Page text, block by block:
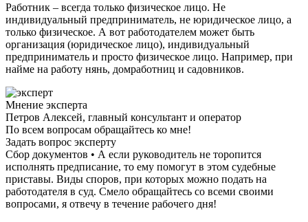
Работник – всегда только физическое лицо. Не
индивидуальный предприниматель, не юридическое лицо, а
только физическое. А вот работодателем может быть
организация (юридическое лицо), индивидуальный
предприниматель и просто физическое лицо. Например, при
найме на работу нянь, домработниц и садовников.
Мнение эксперта
Петров Алексей, главный консультант и оператор
По всем вопросам обращайтесь ко мне!
Задать вопрос эксперту
Сбор документов • А если руководитель не торопится
исполнять предписание, то ему помогут в этом судебные
приставы. Виды споров, при которых можно подать на
работодателя в суд. Смело обращайтесь со всеми своими
вопросами, я отвечу в течение рабочего дня!